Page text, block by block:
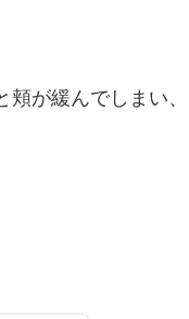
が緩んでしまい、